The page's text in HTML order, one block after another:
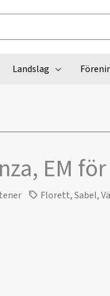
Landslag
EM
Florett,Sabel,